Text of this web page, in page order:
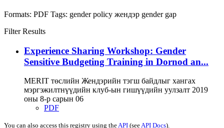
Formats: PDF Tags: gender policy жендэр gender gap
Filter Results
Experience Sharing Workshop: Gender
Sensitive Budgeting Training in Dornod an...
MERIT төслийн Жендэрийн тэгш байдлыг хангах
мэргэжилтнүүдийн клуб-ын гишүүдийн уулзалт 2019
оны 8-р сарын 06
PDF
You can also access this registry using theAPI (seeAPI Docs).